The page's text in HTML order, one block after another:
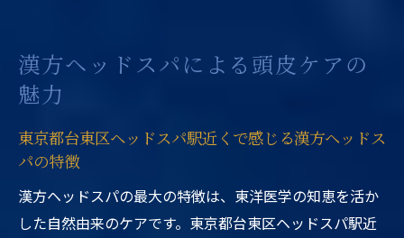
漢方ヘッドスパによる頭皮ケアの
魅力
東京都台東区ヘッドスパ駅近くで感じる漢方ヘッドス
パの特徴
漢方ヘッドスパの最大の特徴は、東洋医学の知恵を活か
した自然由来のケアです。東京都台東区ヘッドスパ駅近